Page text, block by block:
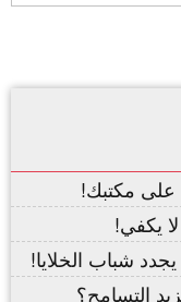
على مكتبك!
يكفي!
يجدد شباب الخلايا!
التسامح؟